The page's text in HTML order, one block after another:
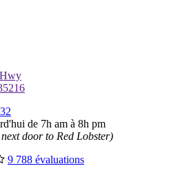
de 7h am à 8h pm
door to Red Lobster)
9 788 évaluations